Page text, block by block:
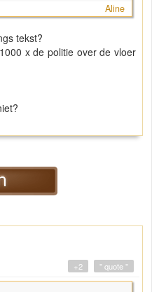
Aline
tekst?
x de politie over de vloer
" quote "
+2